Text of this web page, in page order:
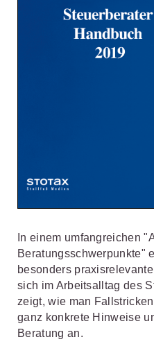
In einem umfangreichen
Beratungsschwerpunkte"
besonders
sich im Arbeitsalltag des
zeigt, wie man
ganz konkrete Hinweise
Beratung an.